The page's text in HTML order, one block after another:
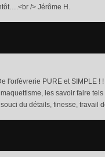
/> Jérôme H.
l'orfèvrerie PURE et SIMPLE !
les savoir faire
du détails, finesse, travail